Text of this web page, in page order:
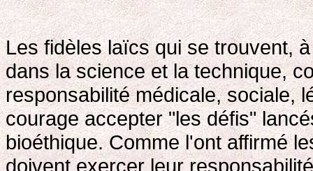
Les fidèles laïcs qui se trouvent,
dans la science et la technique,
responsabilité médicale, sociale,
courage accepter "les défis"
bioéthique. Comme l'ont affirmé
doivent exercer leur